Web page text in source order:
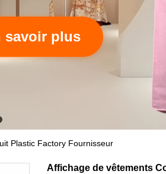
savoir plus
Plastic Factory Fournisseur
Affichage de vêtements